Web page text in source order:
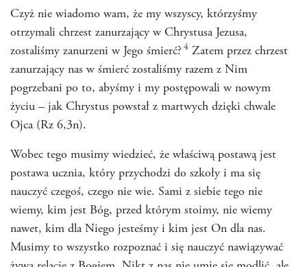
Czyż nie wiadomo wam, że my wszyscy, którzyśmy
otrzymali chrzest zanurzający w Chrystusa Jezusa,
zostaliśmy zanurzeni w Jego śmierć? 4 Zatem przez chrzest
zanurzający nas w śmierć zostaliśmy razem z Nim
pogrzebani po to, abyśmy i my postępowali w nowym
życiu – jak Chrystus powstał z martwych dzięki chwale
Ojca (Rz 6,3n).
Wobec tego musimy wiedzieć, że właściwą postawą jest
postawa ucznia, który przychodzi do szkoły i ma się
nauczyć czegoś, czego nie wie. Sami z siebie tego nie
wiemy, kim jest Bóg, przed którym stoimy, nie wiemy
nawet, kim dla Niego jesteśmy i kim jest On dla nas.
Musimy to wszystko rozpoznać i się nauczyć nawiązywać